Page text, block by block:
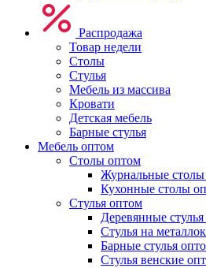
Распродажа
Товар недели
Столы
Стулья
Мебель из массива
Кровати
Детская мебель
Барные стулья
Мебель оптом
Столы оптом
Журнальные
Кухонные столы
Стулья оптом
Деревянные
Стулья на
Барные стулья
Стулья венские